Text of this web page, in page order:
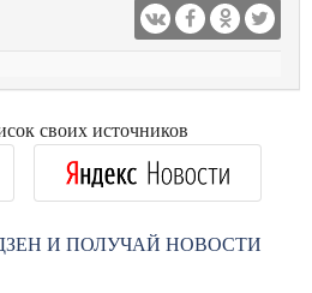
своих источников
И ПОЛУЧАЙ НОВОСТИ